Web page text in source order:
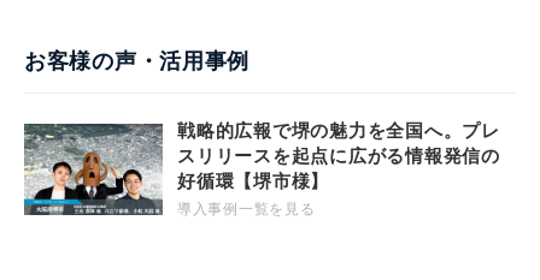
お客様の声・活用事例
戦略的広報で堺の魅力を全国へ。プレ
スリリースを起点に広がる情報発信の
好循環【堺市様】
導入事例一覧を見る